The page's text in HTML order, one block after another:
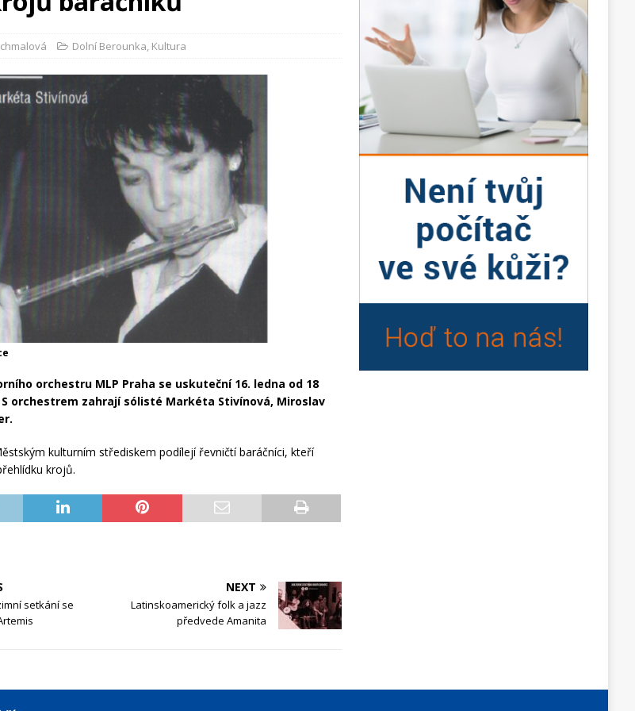
Dolní Berounka, Kultura
orchestru MLP Praha se uskuteční 16. ledna od 18
orchestrem zahrají sólisté Markéta Stivínová, Miroslav
kulturním střediskem podílejí řevničtí baráčníci, kteří
krojů.
setkání se
NEXT
Latinskoamerický folk a jazz
předvede Amanita